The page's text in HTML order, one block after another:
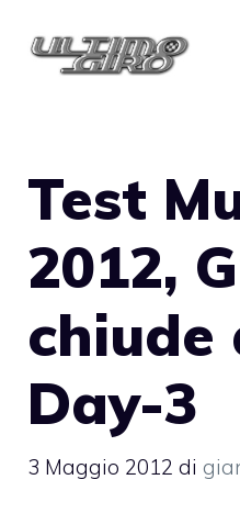
Test
2012,
chiude
Day-3
3 Maggio 2012 di